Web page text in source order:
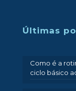
Últimas
Como é a
ciclo básico